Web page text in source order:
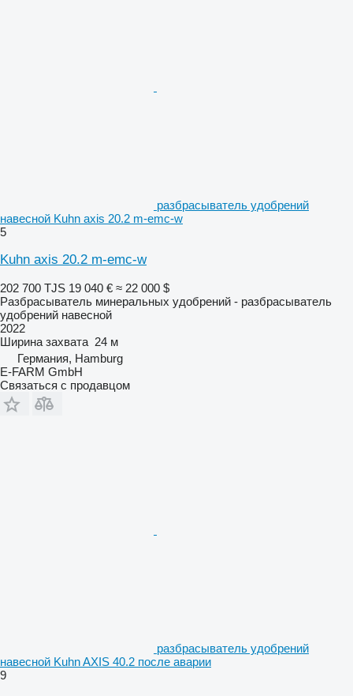
разбрасыватель удобрений
навесной Kuhn axis 20.2 m-emc-w
5
Kuhn axis 20.2 m-emc-w
202 700 TJS 19 040 € ≈ 22 000 $
Разбрасыватель минеральных удобрений - разбрасыватель
удобрений навесной
2022
Ширина захвата 24 м
Германия, Hamburg
E-FARM GmbH
Связаться с продавцом
разбрасыватель удобрений
навесной Kuhn AXIS 40.2 после аварии
9